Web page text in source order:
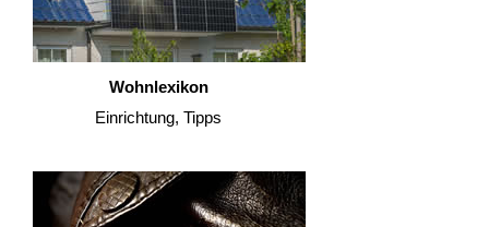
Wohnlexikon
Einrichtung, Tipps